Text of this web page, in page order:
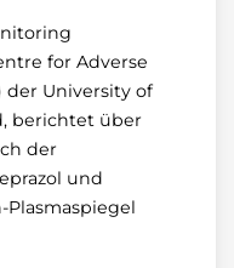
for Adverse
der University of
berichtet über
der
und
Plasmaspiegel